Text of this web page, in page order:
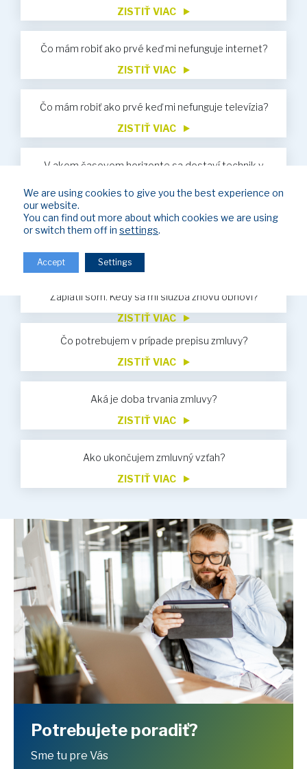
ZISTIŤ VIAC
Čo mám robiť ako prvé keď mi nefunguje internet?
ZISTIŤ VIAC
Čo mám robiť ako prvé keď mi nefunguje televízia?
ZISTIŤ VIAC
V akom časovom horizonte sa dostaví technik v
ZISTIŤ VIAC
Nevyhnutné údaje pre vykonávanie úhrad za služby
Zaplatil som. Kedy sa mi služba znovu obnoví?
ZISTIŤ VIAC
Čo potrebujem v prípade prepisu zmluvy?
ZISTIŤ VIAC
Aká je doba trvania zmluvy?
ZISTIŤ VIAC
Ako ukončujem zmluvný vzťah?
ZISTIŤ VIAC
Potrebujete poradiť?
Sme tu pre Vás
We are using cookies to give you the best experience on
our website.
You can find out more about which cookies we are using
or switch them off in settings
Accept Settings